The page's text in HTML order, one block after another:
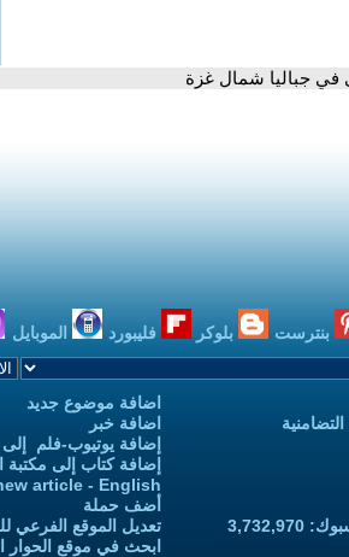
جباليا شمال غزة
بنترست بلوكر فليبورد الموبايل
اضافة موضوع جديد
اضافة خبر
إضافة يوتيوب-فلم إلى
إضافة كتاب إلى مكتبة
article - English
أضف حملة
تعديل الموقع الفرعي
ابحث في موقع الحوار